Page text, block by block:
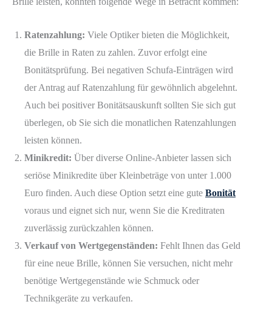
Ratenzahlung: Viele Optiker bieten die Möglichkeit,
die Brille in Raten zu zahlen. Zuvor erfolgt eine
Bonitätsprüfung. Bei negativen Schufa-Einträgen wird
der Antrag auf Ratenzahlung für gewöhnlich abgelehnt.
Auch bei positiver Bonitätsauskunft sollten Sie sich gut
überlegen, ob Sie sich die monatlichen Ratenzahlungen
leisten können.
Minikredit: Über diverse Online-Anbieter lassen sich
seriöse Minikredite über Kleinbeträge von unter 1.000
Euro finden. Auch diese Option setzt eine gute Bonität
voraus und eignet sich nur, wenn Sie die Kreditraten
zuverlässig zurückzahlen können.
Verkauf von Wertgegenständen: Fehlt Ihnen das Geld
für eine neue Brille, können Sie versuchen, nicht mehr
benötige Wertgegenstände wie Schmuck oder
Technikgeräte zu verkaufen.